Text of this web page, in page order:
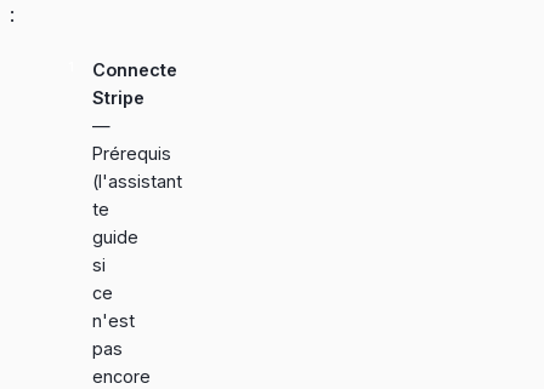
:
Connecte
Stripe
—
Prérequis
(l'assistant
te
guide
si
ce
n'est
pas
encore